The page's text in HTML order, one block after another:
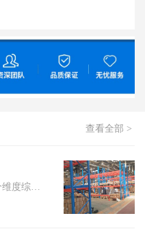
查看全部 >
想要购买便宜的货架，需从多个维度综合考量，以实...